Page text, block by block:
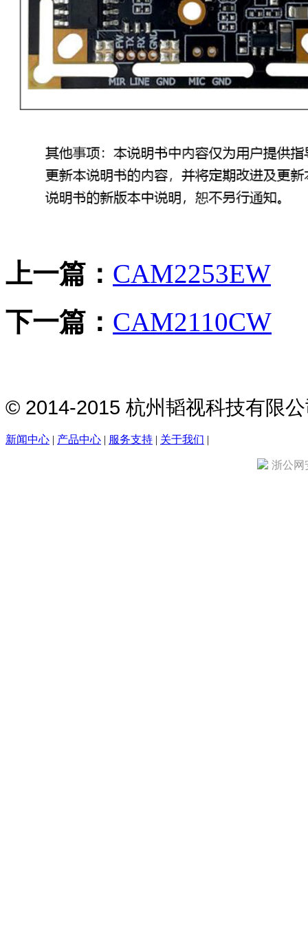
上一篇： CAM2253EW
下一篇： CAM2110CW
© 2014-2015 杭州韬视科技有限
新闻中心 | 产品中心 | 服务支持 | 关于我们 |
浙公网